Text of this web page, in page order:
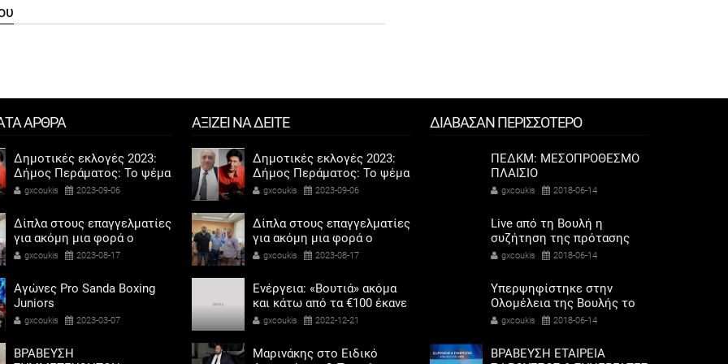
ΑΡΘΡΑ
Δημοτικές εκλογές 2023:
Δήμος Περάματος: Το ψέμα
τελικά έχει κοντά ποδάρια
gxcoukis 2023-09-06
Δίπλα στους επαγγελματίες
για ακόμη μια φορά ο
Αντιδήμαρχος προσόδων
Καψοκόλης
gxcoukis 2023-08-17
Αγώνες Pro Sanda Boxing
Juniors
gxcoukis 2023-03-07
ΒΡΑΒΕΥΣΗ
ΑΞΙΖΕΙ ΝΑ ΔΕΙΤΕ
Δημοτικές εκλογές 2023:
Δήμος Περάματος: Το ψέμα
τελικά έχει κοντά ποδάρια
gxcoukis 2023-09-06
Δίπλα στους επαγγελματίες
για ακόμη μια φορά ο
Αντιδήμαρχος προσόδων
Καψοκόλης
gxcoukis 2023-08-17
Ενέργεια: «Βουτιά» ακόμα
και κάτω από τα €100 έκανε
η τιμή του φυσικού αερίου
gxcoukis 2022-12-21
Μαρινάκης στο Ειδικό
ΔΙΑΒΑΣΑΝ ΠΕΡΙΣΣΟΤΕΡΟ
ΠΕΔΚΜ: ΜΕΣΟΠΡΟΘΕΣΜΟ
ΠΛΑΙΣΙΟ
ΔΗΜΟΣΙΟΝΟΜΙΚΗΣ
gxcoukis 2018-06-14
Live από τη Βουλή η
συζήτηση της πρότασης
μομφής της ΝΔ
gxcoukis 2018-06-14
Υπερψηφίστηκε στην
Ολομέλεια της Βουλής το
πολυνομοσχέδιο με τα
gxcoukis 2018-06-14
ΒΡΑΒΕΥΣΗ ΕΤΑΙΡΕΙΑ